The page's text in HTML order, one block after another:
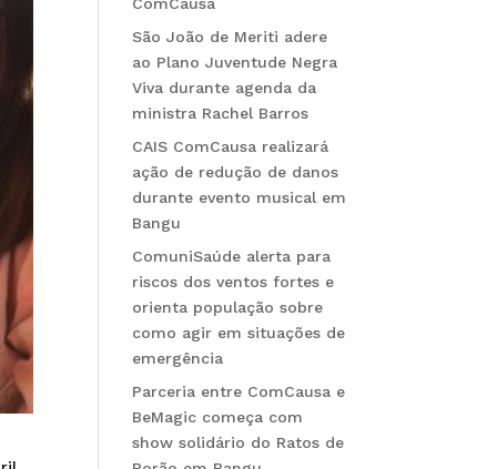
São João de Meriti adere
ao Plano Juventude Negra
Viva durante agenda da
ministra Rachel Barros
CAIS ComCausa realizará
ação de redução de danos
durante evento musical em
Bangu
ComuniSaúde alerta para
riscos dos ventos fortes e
orienta população sobre
como agir em situações de
emergência
Parceria entre ComCausa e
BeMagic começa com
show solidário do Ratos de